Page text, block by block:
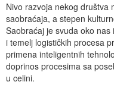
Nivo razvoja nekog društva
saobraćaja, a stepen
Saobraćaj je svuda oko
i temelj logističkih procesa
primena inteligentnih
doprinos procesima sa
u celini.